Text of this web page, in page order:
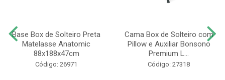
Base Box de Solteiro Preta
Matelasse Anatomic
88x188x47cm
Código: 26971
Cama Box de Solteiro com
Pillow e Auxiliar Bonsono
Premium L...
Código: 27318